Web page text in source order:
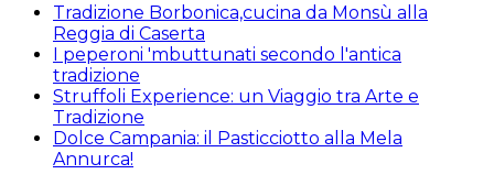
Tradizione Borbonica,cucina da Monsù alla
Reggia di Caserta
I peperoni 'mbuttunati secondo l'antica
tradizione
Struffoli Experience: un Viaggio tra Arte e
Tradizione
Dolce Campania: il Pasticciotto alla Mela
Annurca!